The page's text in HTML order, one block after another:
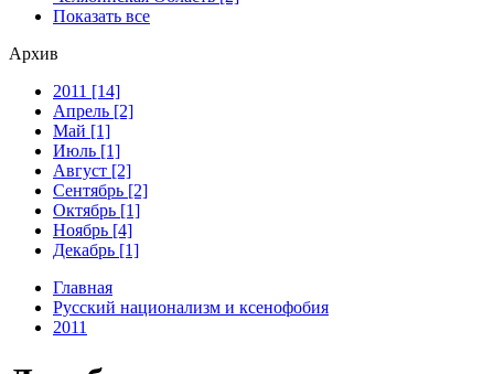
Показать все
Архив
2011 [14]
Апрель [2]
Май [1]
Июль [1]
Август [2]
Сентябрь [2]
Октябрь [1]
Ноябрь [4]
Декабрь [1]
Главная
Русский национализм и ксенофобия
2011